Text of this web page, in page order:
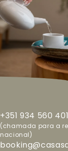
+351 934 560
(chamada para a
nacional)